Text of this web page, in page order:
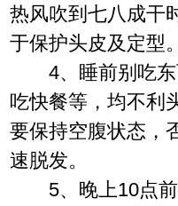
热风吹到七八成干
于保护头皮及定型。
4、睡前别吃东
吃快餐等，均不利
要保持空腹状态，
速脱发。
5、晚上10点前